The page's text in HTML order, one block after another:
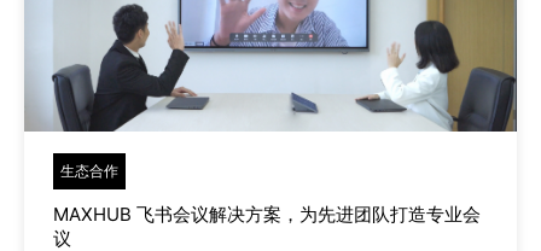
生态合作
MAXHUB 飞书会议解决方案，为先进团队打造专业会
议